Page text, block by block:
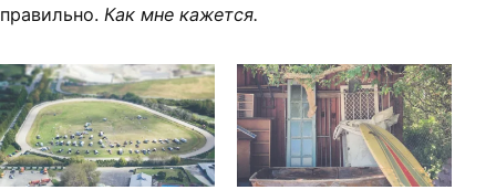
правильно. Как мне кажется.